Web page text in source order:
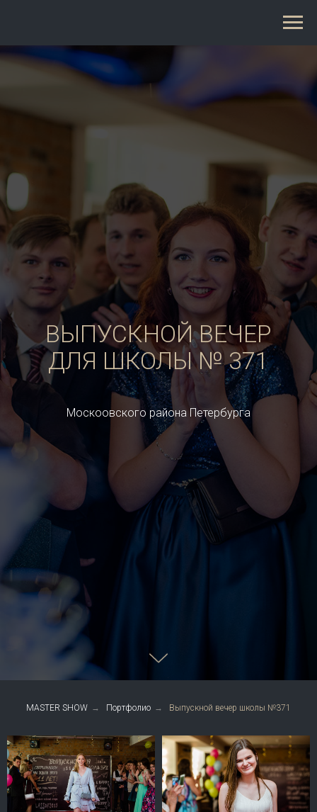
ВЫПУСКНОЙ ВЕЧЕР
ДЛЯ ШКОЛЫ № 371
Москоовского района Петербурга
MASTER SHOW → Портфолио → Выпускной вечер школы №371